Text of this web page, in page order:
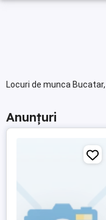
Locuri de munca
Anunțuri